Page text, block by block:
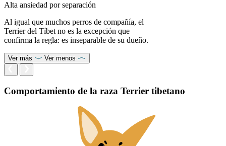
Alta ansiedad por separación
Al igual que muchos perros de compañía, el
Terrier del Tíbet no es la excepción que
confirma la regla: es inseparable de su dueño.
Ver más Ver menos
Comportamiento de la raza Terrier tibetano